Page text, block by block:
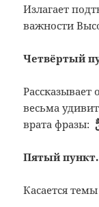
Излагает
важности
Четвёртый
весьма
врата фразы:
Пятый пункт.
Касается